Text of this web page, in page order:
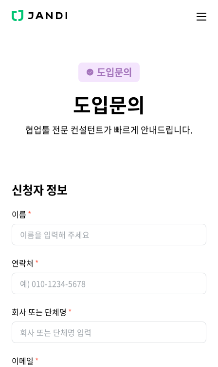
J
N
도입문의
도입문의
협업툴 전문 컨설턴트가 빠르게 안내드립니다.
신청자 정보
이름
연락처
회사 또는 단체명
이메일